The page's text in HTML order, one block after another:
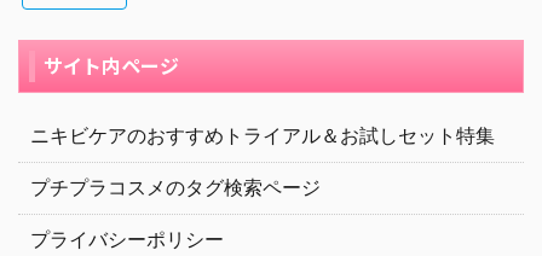
サイト内ページ
ニキビケアのおすすめトライアル＆お試しセット特集
プチプラコスメのタグ検索ページ
プライバシーポリシー